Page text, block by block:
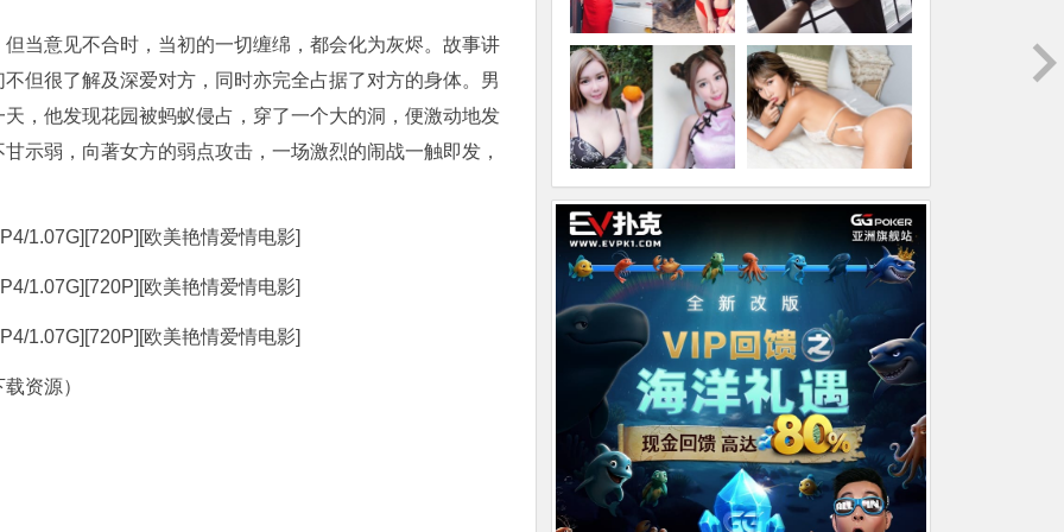
意见不合时，当初的一切缠绵，都会化为灰烬。故事讲
但很了解及深爱对方，同时亦完全占据了对方的身体。男
，他发现花园被蚂蚁侵占，穿了一个大的洞，便激动地发
示弱，向著女方的弱点攻击，一场激烈的闹战一触即发，
资源）